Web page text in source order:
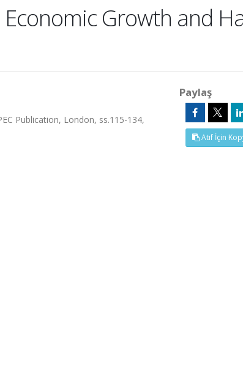
Growth and
Publication, London, ss.115-134,
Paylaş
Atıf İçin